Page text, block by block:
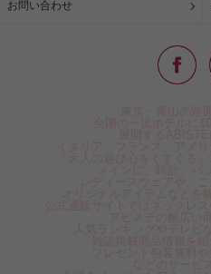
お問い合わせ